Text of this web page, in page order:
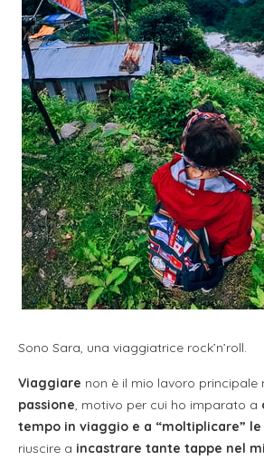
Sono Sara, una viaggiatrice rock’n’roll.
Viaggiare non è il mio lavoro principale
passione, motivo per cui ho imparato a
tempo in viaggio e a “moltiplicare”
riuscire a incastrare tante tappe nel